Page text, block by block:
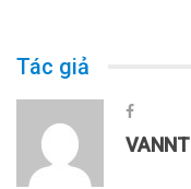
Tác giả
VANNT